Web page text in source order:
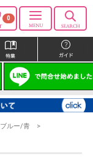
0
ブルー/青